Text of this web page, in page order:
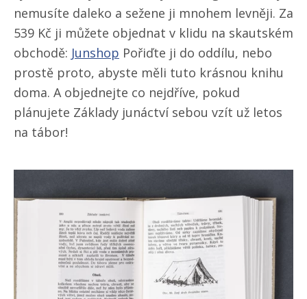
nemusíte daleko a sežene ji mnohem levněji. Za
539 Kč ji můžete objednat v klidu na skautském
obchodě: Junshop Pořiďte ji do oddílu, nebo
prostě proto, abyste měli tuto krásnou knihu
doma. A objednejte co nejdříve, pokud
plánujete Základy junáctví sebou vzít už letos
na tábor!